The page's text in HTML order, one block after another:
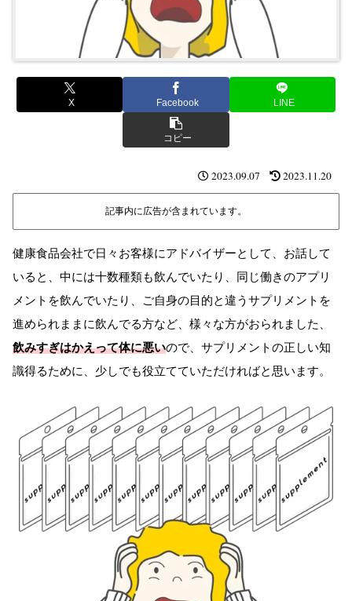
X Facebook LINE
コピー
2023.09.07 2023.11.20
記事内に広告が含まれています。
健康食品会社で日々お客様にアドバイザーとして、お話して
いると、中には十数種類も飲んでいたり、同じ働きのアプリ
メントを飲んでいたり、ご自身の目的と違うサプリメントを
進められままに飲んでる方など、様々な方がおられました、
飲みすぎはかえって体に悪いので、サプリメントの正しい知
識得るために、少しでも役立てていただければと思います。